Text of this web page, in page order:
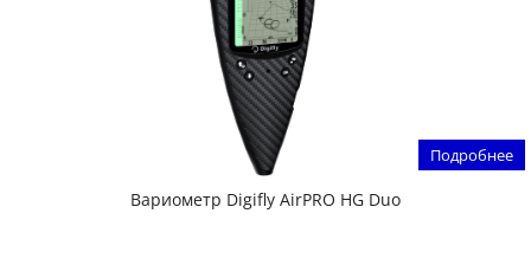
Подробнее
Вариометр Digifly AirPRO HG Duo